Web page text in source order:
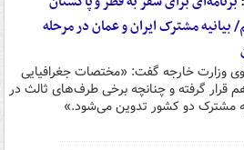
بیانیه مشترک ایران و عمان در مرحله
وزارت خارجه گفت: «مختصات جغرافیایی
قرار گرفته و چنانچه برخی طرف‌های ثالث در
مشترک دو کشور تدوین می‌شود.»